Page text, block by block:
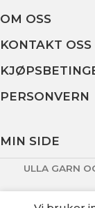
OM OSS
KONTAKT OSS
PERSONVERN
MIN SIDE
ULLA GARN